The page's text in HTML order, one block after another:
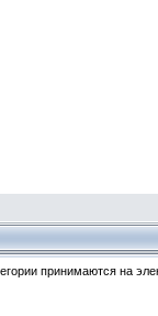
принимаются на